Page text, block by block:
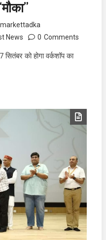
markettadka
News 0 Comments
को होगा वर्कशॉप का